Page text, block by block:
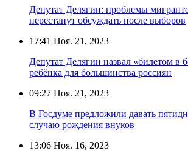
Депутат Делягин: проблемы
перестанут обсуждать после выборов
17:41 Ноя. 21, 2023
Депутат Делягин назвал «билетом в
ребёнка для большинства россиян
09:27 Ноя. 21, 2023
В Госдуме предложили давать
случаю рождения внуков
13:06 Ноя. 16, 2023